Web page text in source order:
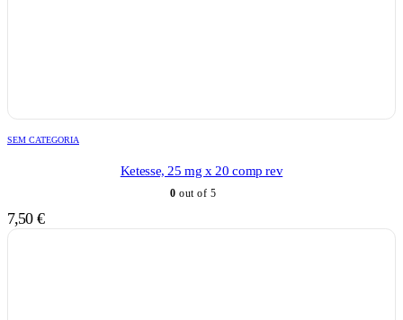
SEM CATEGORIA
Ketesse, 25 mg x 20 comp rev
0 out of 5
7,50 €